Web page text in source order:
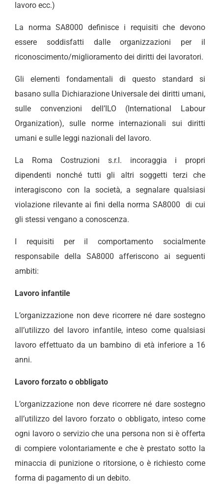
lavoro ecc.)
La norma SA8000 definisce i requisiti che devono
essere soddisfatti dalle organizzazioni per il
riconoscimento/miglioramento dei diritti dei lavoratori.
Gli elementi fondamentali di questo standard si
basano sulla Dichiarazione Universale dei diritti umani,
sulle convenzioni dell’ILO (International Labour
Organization), sulle norme internazionali sui diritti
umani e sulle leggi nazionali del lavoro.
La Roma Costruzioni s.r.l. incoraggia i propri
dipendenti nonché tutti gli altri soggetti terzi che
interagiscono con la società, a segnalare qualsiasi
violazione rilevante ai fini della norma SA8000 di cui
gli stessi vengano a conoscenza.
I requisiti per il comportamento socialmente
responsabile della SA8000 afferiscono ai seguenti
ambiti:
Lavoro infantile
L’organizzazione non deve ricorrere né dare sostegno
all’utilizzo del lavoro infantile, inteso come qualsiasi
lavoro effettuato da un bambino di età inferiore a 16
anni.
Lavoro forzato o obbligato
L’organizzazione non deve ricorrere né dare sostegno
all’utilizzo del lavoro forzato o obbligato, inteso come
ogni lavoro o servizio che una persona non si è offerta
di compiere volontariamente e che è prestato sotto la
minaccia di punizione o ritorsione, o è richiesto come
forma di pagamento di un debito.